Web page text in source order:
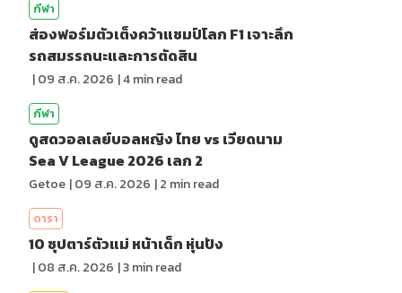
กีฬา
ส่องฟอร์มตัวเต็งคว้าแชมป์โลก F1 เจาะลึก
รถสมรรถนะและการตัดสิน
|09 ส.ค. 2026 |4min read
กีฬา
ดูสดวอลเลย์บอลหญิง ไทย vs เวียดนาม
Sea V League 2026 เลก 2
Getoe |09 ส.ค. 2026 |2 min read
ดารา
10 ซุปตาร์ตัวแม่ หน้าเด็ก หุ่นปัง
|08 ส.ค. 2026 |3min read